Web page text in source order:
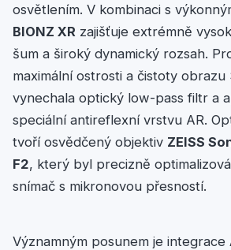
osvětlením. V kombinaci s
BIONZ XR zajišťuje extrémně
šum a široký dynamický rozsah.
maximální ostrosti a čistoty obrazu
vynechala optický low-pass filtr a
speciální antireflexní vrstvu AR.
tvoří osvědčený objektiv ZEISS
F2, který byl precizně
snímač s mikronovou přesností.
Významným posunem je integrace